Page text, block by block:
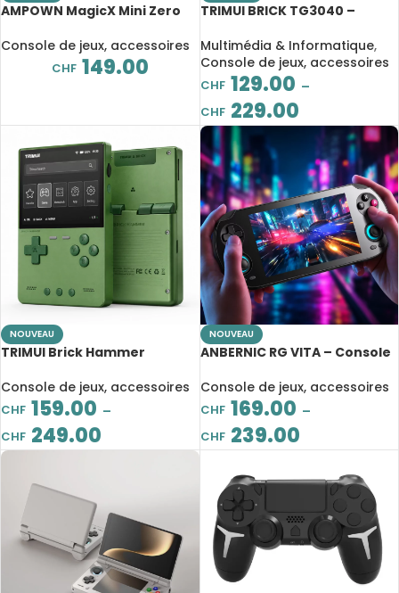
AMPOWN MagicX Mini Zero
4″ tactile
Console de jeux, accessoires
CHF 149.00
TRIMUI BRICK TG3040 –
IPS Linux
Multimédia & Informatique,
Console de jeux, accessoires
CHF 129.00 –
CHF 229.00
NOUVEAU
TRIMUI Brick Hammer
portable en aluminium CNC,
écran IPS 3,2″
Console de jeux, accessoires
CHF 159.00 –
CHF 249.00
NOUVEAU
ANBERNIC RG VITA – Console
5,46″ et joysticks Hall 3D
Console de jeux, accessoires
CHF 169.00 –
CHF 239.00